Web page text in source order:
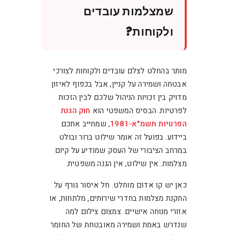
שמצלמות עובדים
ולקוחות?
מותר בהחלט לצלם עובדים ולקוחות לצורכי
אבטחה ושמירה על קניין, אבל בכפוף לאיזון
מדויק בין זכויות הניהול שלכם לבין הזכות
לפרטיות. הבסיס המשפטי הוא חוק הגנת
הפרטיות תשמ"א-1981
, שמחייב אתכם
ביידוע. בפועל זה אומר שילוט ברור ובולט
במרחב הציבורי של העסק שמודיע על קיום
מצלמות. אין שילוט, אין הגנה משפטית.
כאן יש קו אדום מוחלט. חל איסור גורף על
התקנת מצלמות בחדרי שירותים, מלתחות, או
אזורי מנוחה אישיים. צמצום צילום למה
שנדרש באמת ושמירה מאובטחת של החומר